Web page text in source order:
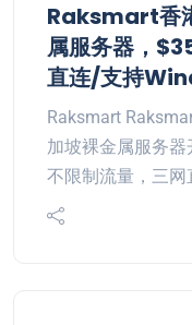
Raksmart香
属服务器，
直连/支持
Raksmart
加坡裸金属服务器
不限制流量，三